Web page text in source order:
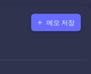
메모 저장